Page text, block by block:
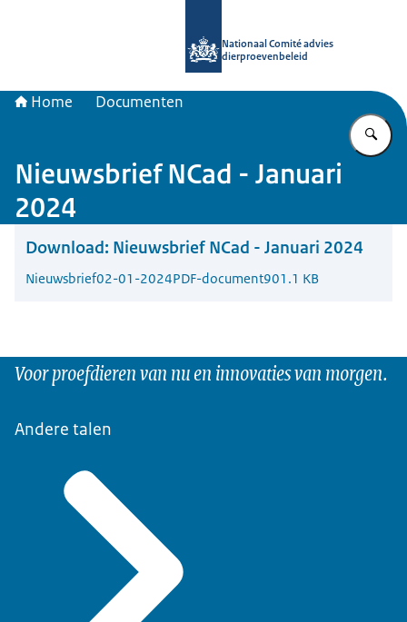
Nationaal Comité advies
dierproevenbeleid
Home Documenten
Nieuwsbrief NCad - Januari
2024
Download: Nieuwsbrief NCad - Januari 2024
Nieuwsbrief02-01-2024PDF-document901.1 KB
Voor proefdieren van nu en innovaties van morgen.
Andere talen